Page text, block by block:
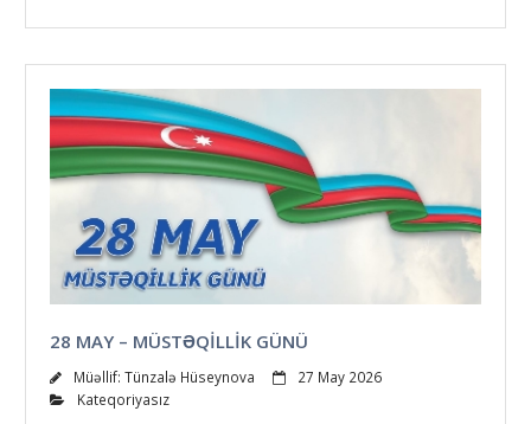
28 MAY – MÜSTƏQILLIK GÜNÜ
Müəllif: Tünzalə Hüseynova
27 May 2026
Kateqoriyasız